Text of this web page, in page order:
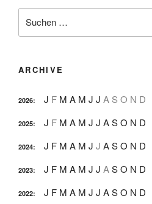
nach:
ARCHIVE
2026: J F M A M J J A S O N D
2025: J F M A M J J ASO N D
2024: J F M A M J J ASO N D
2023: J F M A M J J ASO N D
2022: J F M A M J J ASO N D